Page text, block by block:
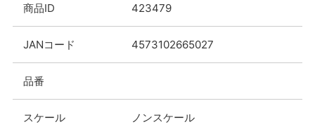
商品ID 423479
JANコード 4573102665027
品番
スケール ノンスケール